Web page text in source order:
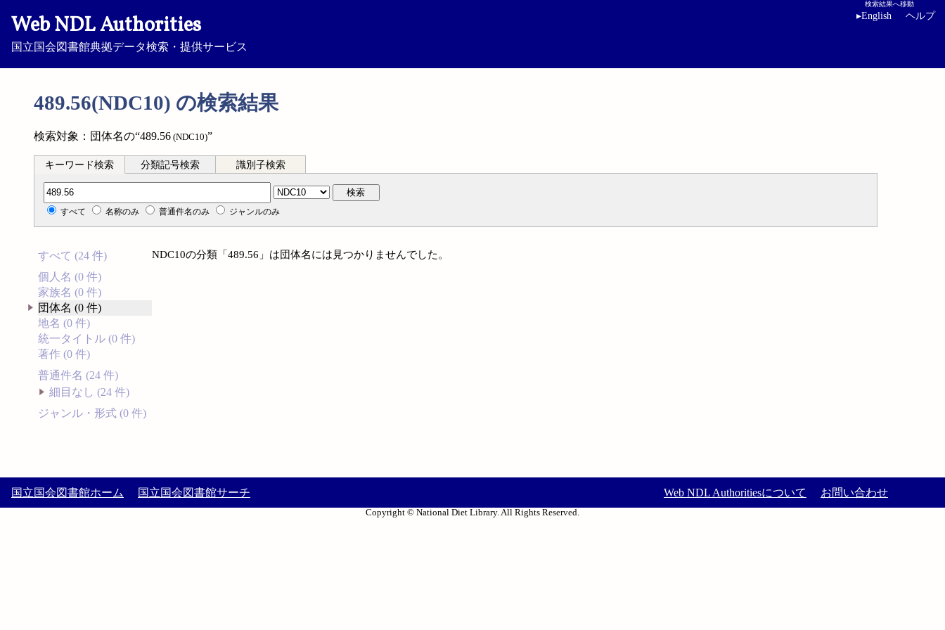
Web NDL Authorities
国立国会図書館典拠データ検索・提供サービス
検索結果へ移動
▸English ヘルプ
489.56(NDC10) の検索結果
検索対象：団体名の“489.56 (NDC10)”
キーワード検索 分類記号検索 識別子検索
分類記号検索 検索
すべて 名称のみ 普通件名のみ ジャンルのみ
すべて (24 件)
個人名 (0 件)
家族名 (0 件)
団体名 (0 件)
地名 (0 件)
統一タイトル (0 件)
著作 (0 件)
普通件名 (24 件)
細目なし (24 件)
ジャンル・形式 (0 件)
NDC10の分類「489.56」は団体名には見つかりませんでした。
国立国会図書館ホーム 国立国会図書館サーチ Web NDL Authoritiesについて お問い合わせ
Copyright © National Diet Library. All Rights Reserved.